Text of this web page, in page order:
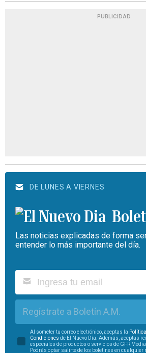
PUBLICIDAD
DE LUNES A VIERNES
Las noticias explicadas de forma
entender lo más importante del día.
Regístrate a Boletín A.M.
Al someter tu correo electrónico, aceptas la
Condiciones de El Nuevo Día. Además, aceptas
especiales de productos o servicios de GFR
Podrás optar salirte de los boletines en cualquier